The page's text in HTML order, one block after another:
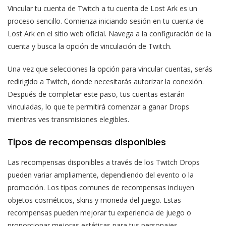
Vincular tu cuenta de Twitch a tu cuenta de Lost Ark es un
proceso sencillo. Comienza iniciando sesión en tu cuenta de
Lost Ark en el sitio web oficial. Navega a la configuración de la
cuenta y busca la opción de vinculación de Twitch.
Una vez que selecciones la opción para vincular cuentas, serás
redirigido a Twitch, donde necesitarás autorizar la conexión.
Después de completar este paso, tus cuentas estarán
vinculadas, lo que te permitirá comenzar a ganar Drops
mientras ves transmisiones elegibles.
Tipos de recompensas disponibles
Las recompensas disponibles a través de los Twitch Drops
pueden variar ampliamente, dependiendo del evento o la
promoción. Los tipos comunes de recompensas incluyen
objetos cosméticos, skins y moneda del juego. Estas
recompensas pueden mejorar tu experiencia de juego o